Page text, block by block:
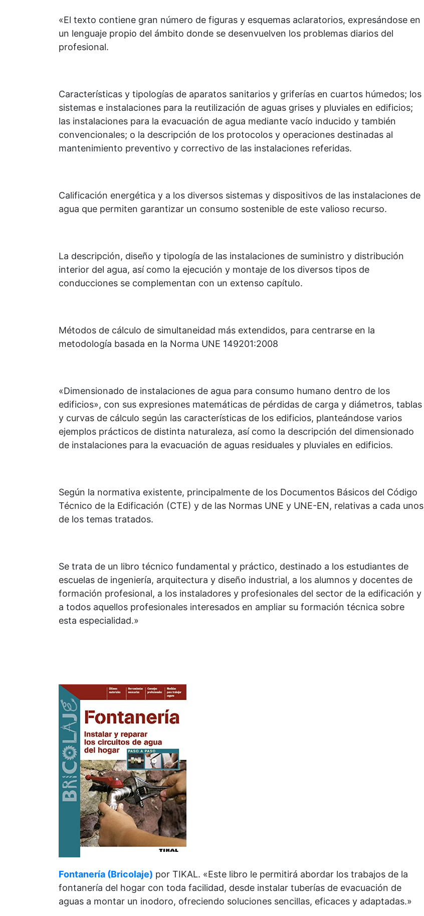
«El texto contiene gran número de figuras y esquemas aclaratorios, expresándose en
un lenguaje propio del ámbito donde se desenvuelven los problemas diarios del
profesional.
Características y tipologías de aparatos sanitarios y griferías en cuartos húmedos; los
sistemas e instalaciones para la reutilización de aguas grises y pluviales en edificios;
las instalaciones para la evacuación de agua mediante vacío inducido y también
convencionales; o la descripción de los protocolos y operaciones destinadas al
mantenimiento preventivo y correctivo de las instalaciones referidas.
Calificación energética y a los diversos sistemas y dispositivos de las instalaciones de
agua que permiten garantizar un consumo sostenible de este valioso recurso.
La descripción, diseño y tipología de las instalaciones de suministro y distribución
interior del agua, así como la ejecución y montaje de los diversos tipos de
conducciones se complementan con un extenso capítulo.
Métodos de cálculo de simultaneidad más extendidos, para centrarse en la
metodología basada en la Norma UNE 149201:2008
«Dimensionado de instalaciones de agua para consumo humano dentro de los
edificios», con sus expresiones matemáticas de pérdidas de carga y diámetros, tablas
y curvas de cálculo según las características de los edificios, planteándose varios
ejemplos prácticos de distinta naturaleza, así como la descripción del dimensionado
de instalaciones para la evacuación de aguas residuales y pluviales en edificios.
Según la normativa existente, principalmente de los Documentos Básicos del Código
Técnico de la Edificación (CTE) y de las Normas UNE y UNE-EN, relativas a cada unos
de los temas tratados.
Se trata de un libro técnico fundamental y práctico, destinado a los estudiantes de
escuelas de ingeniería, arquitectura y diseño industrial, a los alumnos y docentes de
formación profesional, a los instaladores y profesionales del sector de la edificación y
a todos aquellos profesionales interesados en ampliar su formación técnica sobre
esta especialidad.»
Fontanería (Bricolaje) por TIKAL. «Este libro le permitirá abordar los trabajos de la
fontanería del hogar con toda facilidad, desde instalar tuberías de evacuación de
aguas a montar un inodoro, ofreciendo soluciones sencillas, eficaces y adaptadas.»